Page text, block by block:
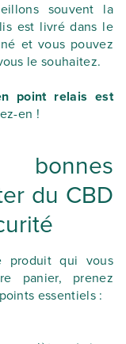
souvent la
est livré dans le
et vous pouvez
le souhaitez.
point relais est
en !
du CBD
produit qui vous
panier, prenez
essentiels :